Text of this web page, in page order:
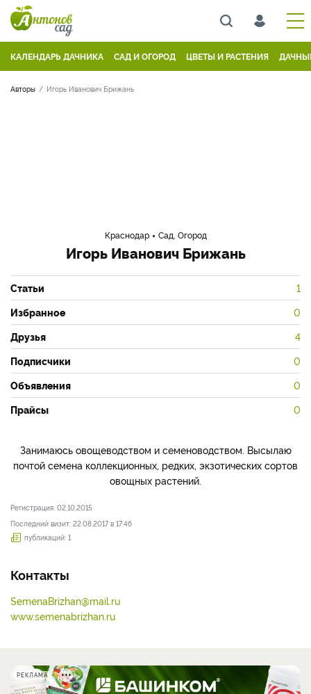
КАЛЕНДАРЬ ДАЧНИКА САД И ОГОРОД ЦВЕТЫ И РАСТЕНИЯ
Авторы Игорь Иванович Брижань
Краснодар Сад, Огород
Игорь Иванович Брижань
Статьи 1
Избранное 0
Друзья 4
Подписчики 0
Объявления 0
Прайсы 0
Занимаюсь овощеводством и семеноводством. Высылаю
почтой семена коллекционных, редких, экзотических сортов
овощных растений.
Регистрация: 02.10.2015
Последний визит: 22.08.2017 в 17:46
публикаций: 1
Контакты
SemenaBrizhan@mail.ru
www.semenabrizhan.ru
РЕКЛАМА